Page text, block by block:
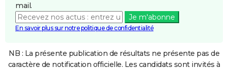
mail.
Je m'abonne
En savoir plus sur notre politique de confidentialité
NB : La présente publication de résultats ne présente pas de
caractère de notification officielle. Les candidats sont invités à